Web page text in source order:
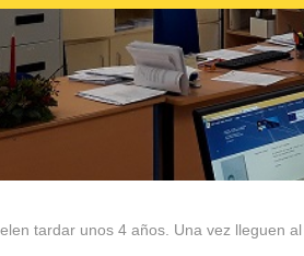
tardar unos 4 años. Una vez lleguen